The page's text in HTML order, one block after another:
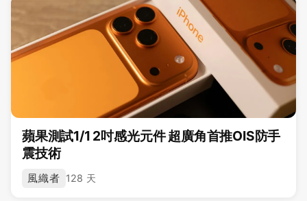
蘋果測試1/1 2吋感光元件 超廣角首推OIS防手
震技術
風織者 128 天